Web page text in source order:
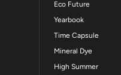
Eco Future
Yearbook
Time Capsule
Mineral Dye
High Summer